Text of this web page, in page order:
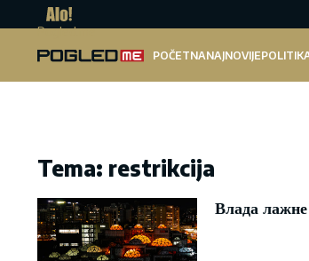
Pogled.me
POČETNANAJNOVIJE
Tema: restrikcija
Влада лажне